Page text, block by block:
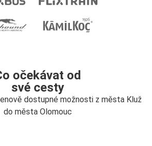
očekávat od
své cesty
dostupné možnosti z města Kluž
do města Olomouc